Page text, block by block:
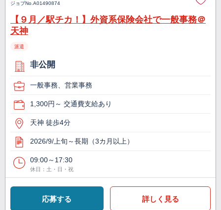
ジョブNo.A01490874
【９月／駅チカ！】外資系保険会社で一般事務＠
天神
派遣
非公開
一般事務、営業事務
1,300円～ 交通費支給あり
天神 徒歩4分
2026/9/上旬～長期（3カ月以上）
09:00～17:30
休日：土・日・祝
応募する 詳しく見る